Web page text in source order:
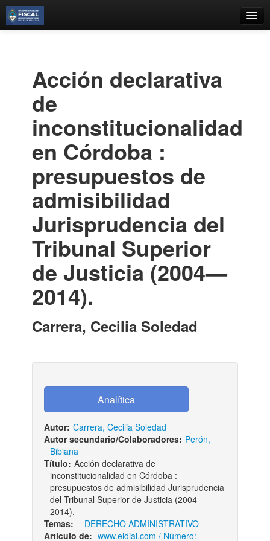
Estantes Virtuales
Contacto
Iniciar sesión
Acción declarativa
de
inconstitucionalidad
en Córdoba :
presupuestos de
admisibilidad
Jurisprudencia del
Tribunal Superior
de Justicia (2004—
2014).
Carrera, Cecilia Soledad
Autor: Carrera, Cecilia Soledad
Autor secundario/Colaboradores: Perón,
Bibiana
Título: Acción declarativa de
inconstitucionalidad en Córdoba :
presupuestos de admisibilidad Jurisprudencia
del Tribunal Superior de Justicia (2004—
2014).
Temas: - DERECHO ADMINISTRATIVO
Articulo de: www.eldial.com / Número: